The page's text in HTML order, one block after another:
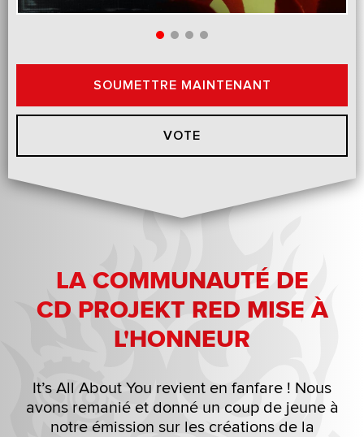
SOUMETTRE MAINTENANT
VOTE
LA COMMUNAUTÉ DE
CD PROJEKT RED MISE À
L'HONNEUR
It’s All About You revient en fanfare ! Nous
avons remanié et donné un coup de jeune à
notre émission sur les créations de la